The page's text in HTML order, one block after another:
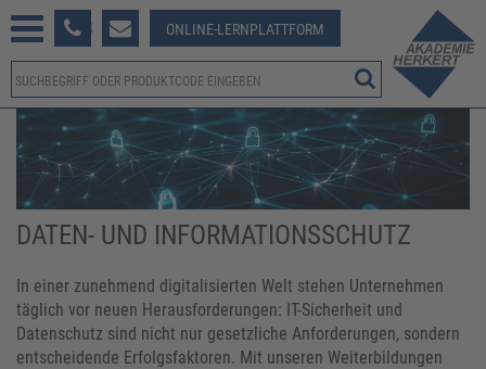
381-123 ONLINE-LERNPLATTFORM
DATEN- UND INFORMATIONSSCHUTZ
In einer zunehmend digitalisierten Welt stehen Unternehmen
täglich vor neuen Herausforderungen: IT-Sicherheit und
Datenschutz sind nicht nur gesetzliche Anforderungen, sondern
entscheidende Erfolgsfaktoren. Mit unseren Weiterbildungen